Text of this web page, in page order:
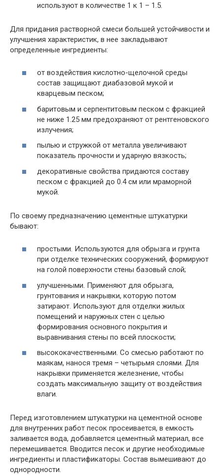
используют в количестве 1 к 1 – 1.5.
Для придания растворной смеси большей устойчивости и
улучшения характеристик, в нее закладывают
определенные ингредиенты:
от воздействия кислотно-щелочной среды
состав защищают диабазовой мукой и
кварцевым песком;
баритовым и серпентитовым песком с фракцией
не ниже 1.25 мм предохраняют от рентгеновского
излучения;
пылью и стружкой от металла увеличивают
показатель прочности и ударную вязкость;
декоративные свойства придаются составу
песком с фракцией до 0.4 см или мраморной
мукой.
По своему предназначению цементные штукатурки
бывают:
простыми. Используются для обрызга и грунта
при отделке технических сооружений, формируют
на голой поверхности стены базовый слой;
улучшенными. Применяют для обрызга,
грунтования и накрывки, которую потом
затирают. Используют для отделки жилых
помещений и наружных стен с целью
формирования основного покрытия и
выравнивания стены по всей плоскости;
высококачественными. Со смесью работают по
маякам, нанося тремя – четырьмя слоями. Для
накрывки применяется железнение, чтобы
создать максимальную защиту от воздействия
влаги.
Перед изготовлением штукатурки на цементной основе
для внутренних работ песок просеивается, в емкость
заливается вода, добавляется цементный материал, все
перемешивается. Вводится песок и другие необходимые
ингредиенты и пластификаторы. Состав вымешивают до
однородности.